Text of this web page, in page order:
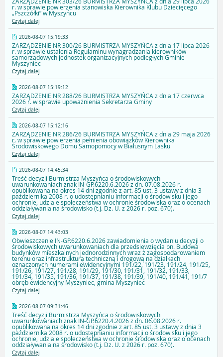
r. w sprawie powierzenia stanowiska Kierownika Klubu Dziecięcego
„Pszczółki” w Myszyńcu
Czytaj dalej
2026-08-07 15:19:33
ZARZĄDZENIE NR 300/26 BURMISTRZA MYSZYŃCA z dnia 17 lipca 2026
r. w sprawie ustalenia Regulaminu wynagradzania kierowników
samorządowych jednostek organizacyjnych podległych Gminie
Myszyniec
Czytaj dalej
2026-08-07 15:19:12
ZARZĄDZENIE NR 288/26 BURMISTRZA MYSZYŃCA z dnia 17 czerwca
2026 r. w sprawie upoważnienia Sekretarza Gminy
Czytaj dalej
2026-08-07 15:12:16
ZARZĄDZENIE NR 286/26 BURMISTRZA MYSZYŃCA z dnia 29 maja 2026
r. w sprawie powierzenia pełnienia obowiązków Kierownika
Środowiskowego Domu Samopomocy w Białusnym Lasku
Czytaj dalej
2026-08-07 14:45:34
Treść decyzji Burmistrza Myszyńca o środowiskowych
uwarunkowaniach znak IN-GP.6220.6.2026 z dn. 07.08.2026 r.
opublikowana na okres 14 dni zgodnie z art. 85 ust. 3 ustawy z dnia 3
października 2008 r. o udostępnianiu informacji o środowisku i jego
ochronie, udziale społeczeństwa w ochronie środowiska oraz o ocenach
oddziaływania na środowisko (t.j. Dz. U. z 2026 r. poz. 670).
Czytaj dalej
2026-08-07 14:43:03
Obwieszczenie IN-GP.6220.6.2026 zawiadomienia o wydaniu decyzji o
środowiskowych uwarunkowaniach dla przedsięwzięcia pn. Budowa
budynków mieszkalnych jednorodzinnych wraz z zagospodarowaniem
terenu oraz infrastrukturą techniczną i drogową na działkach
oznaczonych numerami ewidencyjnymi 191/22, 191/23, 191/24, 191/25,
191/26, 191/27, 191/28, 191/29, 191/30, 191/31, 191/32, 191/33,
191/34, 191/35, 191/36, 191/37, 191/38, 191/39, 191/40, 191/41, 191/7
obręb ewidencyjny Myszyniec, gmina Myszyniec
Czytaj dalej
2026-08-07 09:31:46
Treść decyzji Burmistrza Myszyńca o środowiskowych
uwarunkowaniach znak IN-GP.6220.4.2026 z dn. 06.08.2026 r.
opublikowana na okres 14 dni zgodnie z art. 85 ust. 3 ustawy z dnia 3
października 2008 r. o udostępnianiu informacji o środowisku i jego
ochronie, udziale społeczeństwa w ochronie środowiska oraz o ocenach
oddziaływania na środowisko (t.j. Dz. U. z 2026 r. poz. 670).
Czytaj dalej